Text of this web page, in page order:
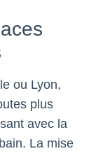
ou Lyon,
plus
avec la
La mise